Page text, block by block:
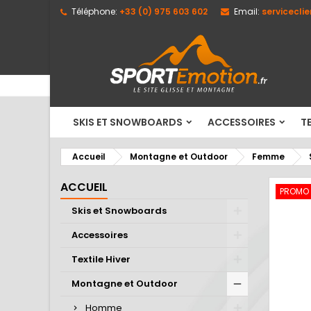
Téléphone: +33 (0) 975 603 602 Email:
SKIS ET SNOWBOARDS ACCESSOIRES
Accueil Montagne et Outdoor Femme
ACCUEIL
Skis et Snowboards
Accessoires
Textile Hiver
Montagne et Outdoor
Homme
PROMO